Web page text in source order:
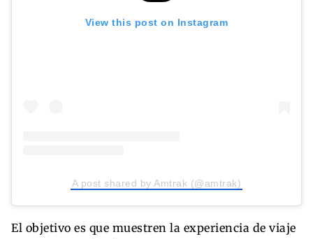
View this post on Instagram
A post shared by Amtrak (@amtrak)
El objetivo es que muestren la experiencia de viaje